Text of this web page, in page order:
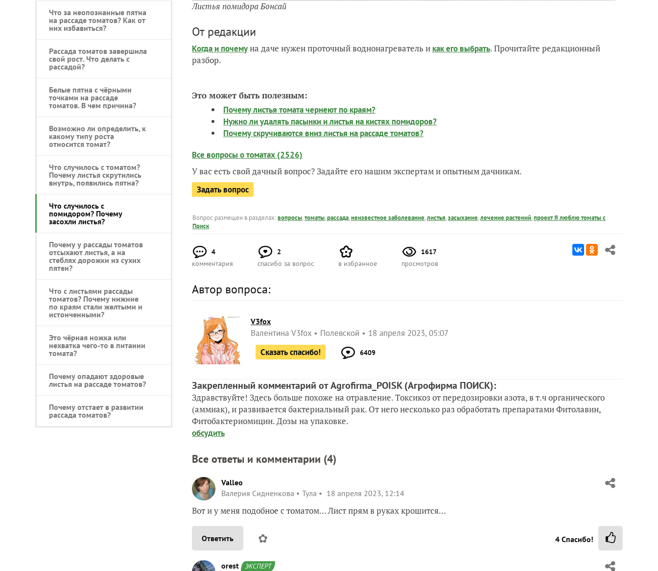
Что за неопознанные пятна
на рассаде томатов? Как от
них избавиться?
Рассада томатов завершила
свой рост. Что делать с
рассадой?
Белые пятна с чёрными
точками на рассаде
томатов. В чем причина?
Возможно ли определить, к
какому типу роста
относится томат?
Что случилось с томатом?
Почему листья скрутились
внутрь, появились пятна?
Что случилось с
помидором? Почему
засохли листья?
Почему у рассады томатов
отсыхают листья, а на
стеблях дорожки из сухих
пятен?
Что с листьями рассады
томатов? Почему нижние
по краям стали желтыми и
истонченными?
Это чёрная ножка или
нехватка чего-то в питании
томата?
Почему опадают здоровые
листья на рассаде томатов?
Почему отстает в развитии
рассада томатов?
Листья помидора Бонсай
От редакции
Когда и почемуна даче нужен проточный воднонагреватель и как его выбрать. Прочитайте редакционный
разбор.
Это может быть полезным:
Почему листья томата чернеют по краям?
Нужно ли удалять пасынки и листья на кистях помидоров?
Почему скручиваются вниз листья на рассаде томатов?
Все вопросы о томатах (2526)
У вас есть свой дачный вопрос? Задайте его нашим экспертам и опытным дачникам.
Задать вопрос
Вопрос размещен в разделах:вопросы,томаты,рассада,неизвестное заболевание,листья,засыхание,лечение растений,проект Я люблю томаты с
Поиск
4
комментария
2
спасибо за вопрос
в избранное
1617
просмотров
Автор вопроса:
V3fox
Валентина V3fox Полевской
18 апреля 2023, 05:07
Сказать спасибо!
6409
Закрепленный комментарий от Agrofirma_POISK(Агрофирма ПОИСК):
Здравствуйте! Здесь больше похоже на отравление. Токсикоз от передозировки азота, в т.ч органического
(аммиак), и развивается бактериальный рак. От него несколько раз обработать препаратами Фитолавин,
Фитобактериомицин. Дозы на упаковке.
обсудить
Все ответы и комментарии (4)
Valleo
Валерия Сидненкова
Тула 18 апреля 2023, 12:14
Вот и у меня подобное с томатом… Лист прям в руках крошится…
Ответить ✿ 4 Спасибо!
orest ЭКСПЕРТ